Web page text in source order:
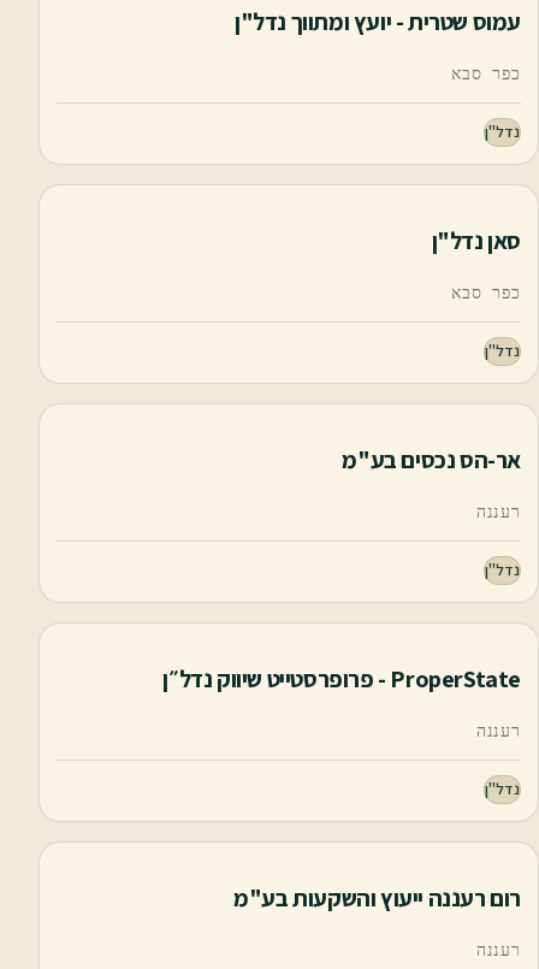
עמוס שטרית - יועץ ומתווך נדל"ן
כפר סבא
נדל"ן
סאן נדל"ן
כפר סבא
נדל"ן
אר-הס נכסים בע"מ
רעננה
נדל"ן
ProperState - פרופרסטייט שיווק נדל״ן
רעננה
נדל"ן
רום רעננה ייעוץ והשקעות בע"מ
רעננה